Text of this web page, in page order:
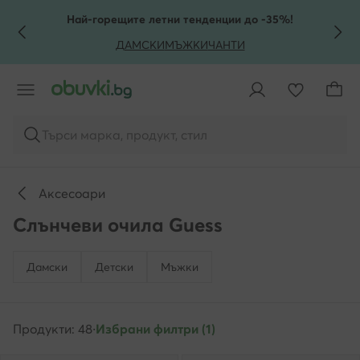
КЪМ ОСНОВНОТО СЪДЪРЖАНИЕ
КЪМ ТЪРСЕНЕНай-горещите летни тенденции до -35%!
ДАМСКИМЪЖКИЧАНТИ
Търси марка, продукт, стил
Аксесоари
Слънчеви очила Guess
Дамски Детски Мъжки
Продукти: 48·Избрани филтри (1)